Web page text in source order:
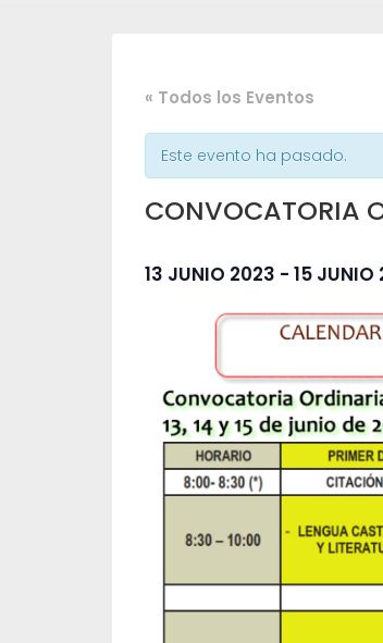
« Todos los Eventos
Este evento ha pasado.
CONVOCATORIA
13 JUNIO 2023 - 15 JUNIO